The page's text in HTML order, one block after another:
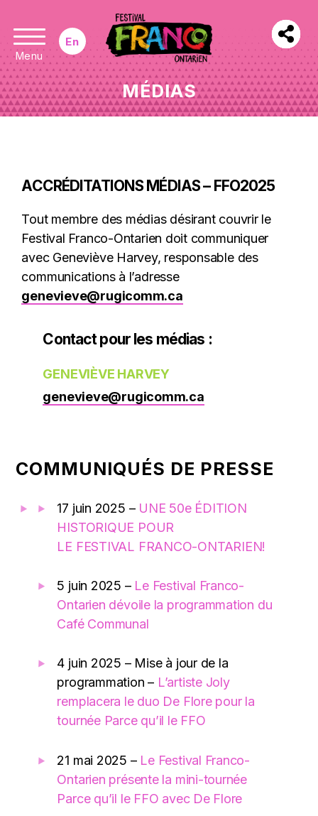
En
MÉDIAS
ACCRÉDITATIONS MÉDIAS – FFO2025
Tout membre des médias désirant couvrir le
Festival Franco-Ontarien doit communiquer
avec Geneviève Harvey, responsable des
communications à l’adresse
genevieve@rugicomm.ca
Contact pour les médias :
GENEVIÈVE HARVEY
genevieve@rugicomm.ca
COMMUNIQUÉS DE PRESSE
17 juin 2025 – UNE 50e ÉDITION
HISTORIQUE POUR
LE FESTIVAL FRANCO-ONTARIEN!
5 juin 2025 – Le Festival Franco-
Ontarien dévoile la programmation du
Café Communal
4 juin 2025 – Mise à jour de la
programmation – L’artiste Joly
remplacera le duo De Flore pour la
tournée Parce qu’il le FFO
21 mai 2025 – Le Festival Franco-
Ontarien présente la mini-tournée
Parce qu’il le FFO avec De Flore
Menu